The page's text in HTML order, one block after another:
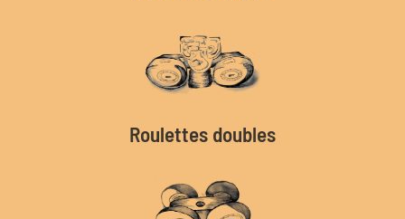
Roulettes doubles